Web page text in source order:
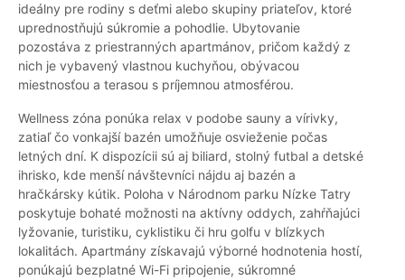
ideálny pre rodiny s deťmi alebo skupiny priateľov, ktoré
uprednostňujú súkromie a pohodlie. Ubytovanie
pozostáva z priestranných apartmánov, pričom každý z
nich je vybavený vlastnou kuchyňou, obývacou
miestnosťou a terasou s príjemnou atmosférou.
Wellness zóna ponúka relax v podobe sauny a vírivky,
zatiaľ čo vonkajší bazén umožňuje osvieženie počas
letných dní. K dispozícii sú aj biliard, stolný futbal a detské
ihrisko, kde menší návštevníci nájdu aj bazén a
hračkársky kútik. Poloha v Národnom parku Nízke Tatry
poskytuje bohaté možnosti na aktívny oddych, zahŕňajúci
lyžovanie, turistiku, cyklistiku či hru golfu v blízkych
lokalitách. Apartmány získavajú výborné hodnotenia hostí,
ponúkajú bezplatné Wi-Fi pripojenie, súkromné